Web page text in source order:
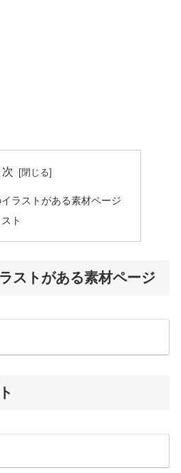
次
ラストがある素材ページ
ト
ストがある素材ページ